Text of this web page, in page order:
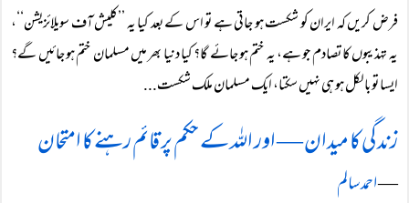
فرض کریں کہ ایران کو شکست ہو جاتی ہے تو اس کے بعد کیا یہ ’’کلیش آف سویلائزیشن‘‘،
یہ تہذیبوں کا تصادم جو ہے، یہ ختم ہو جائے گا؟ کیا دنیا بھر میں مسلمان ختم ہو جائیں گے؟
ایسا تو بالکل ہو ہی نہیں سکتا، ایک مسلمان ملک شکست...
زندگی کا میدان — اور اللہ کے حکم پر قائم رہنے کا امتحان
―احمد سالم